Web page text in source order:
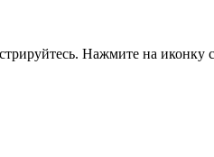
Нажмите на иконку